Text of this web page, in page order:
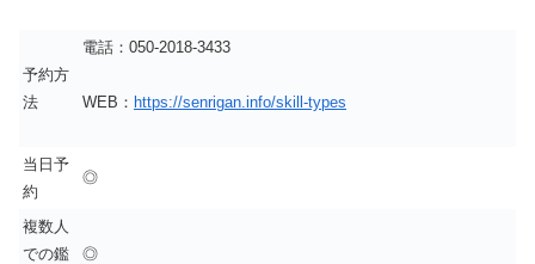
予約方
法
電話：050-2018-3433
WEB： https://senrigan.info/skill-types
当日予
約
◎
複数人
での鑑
◎